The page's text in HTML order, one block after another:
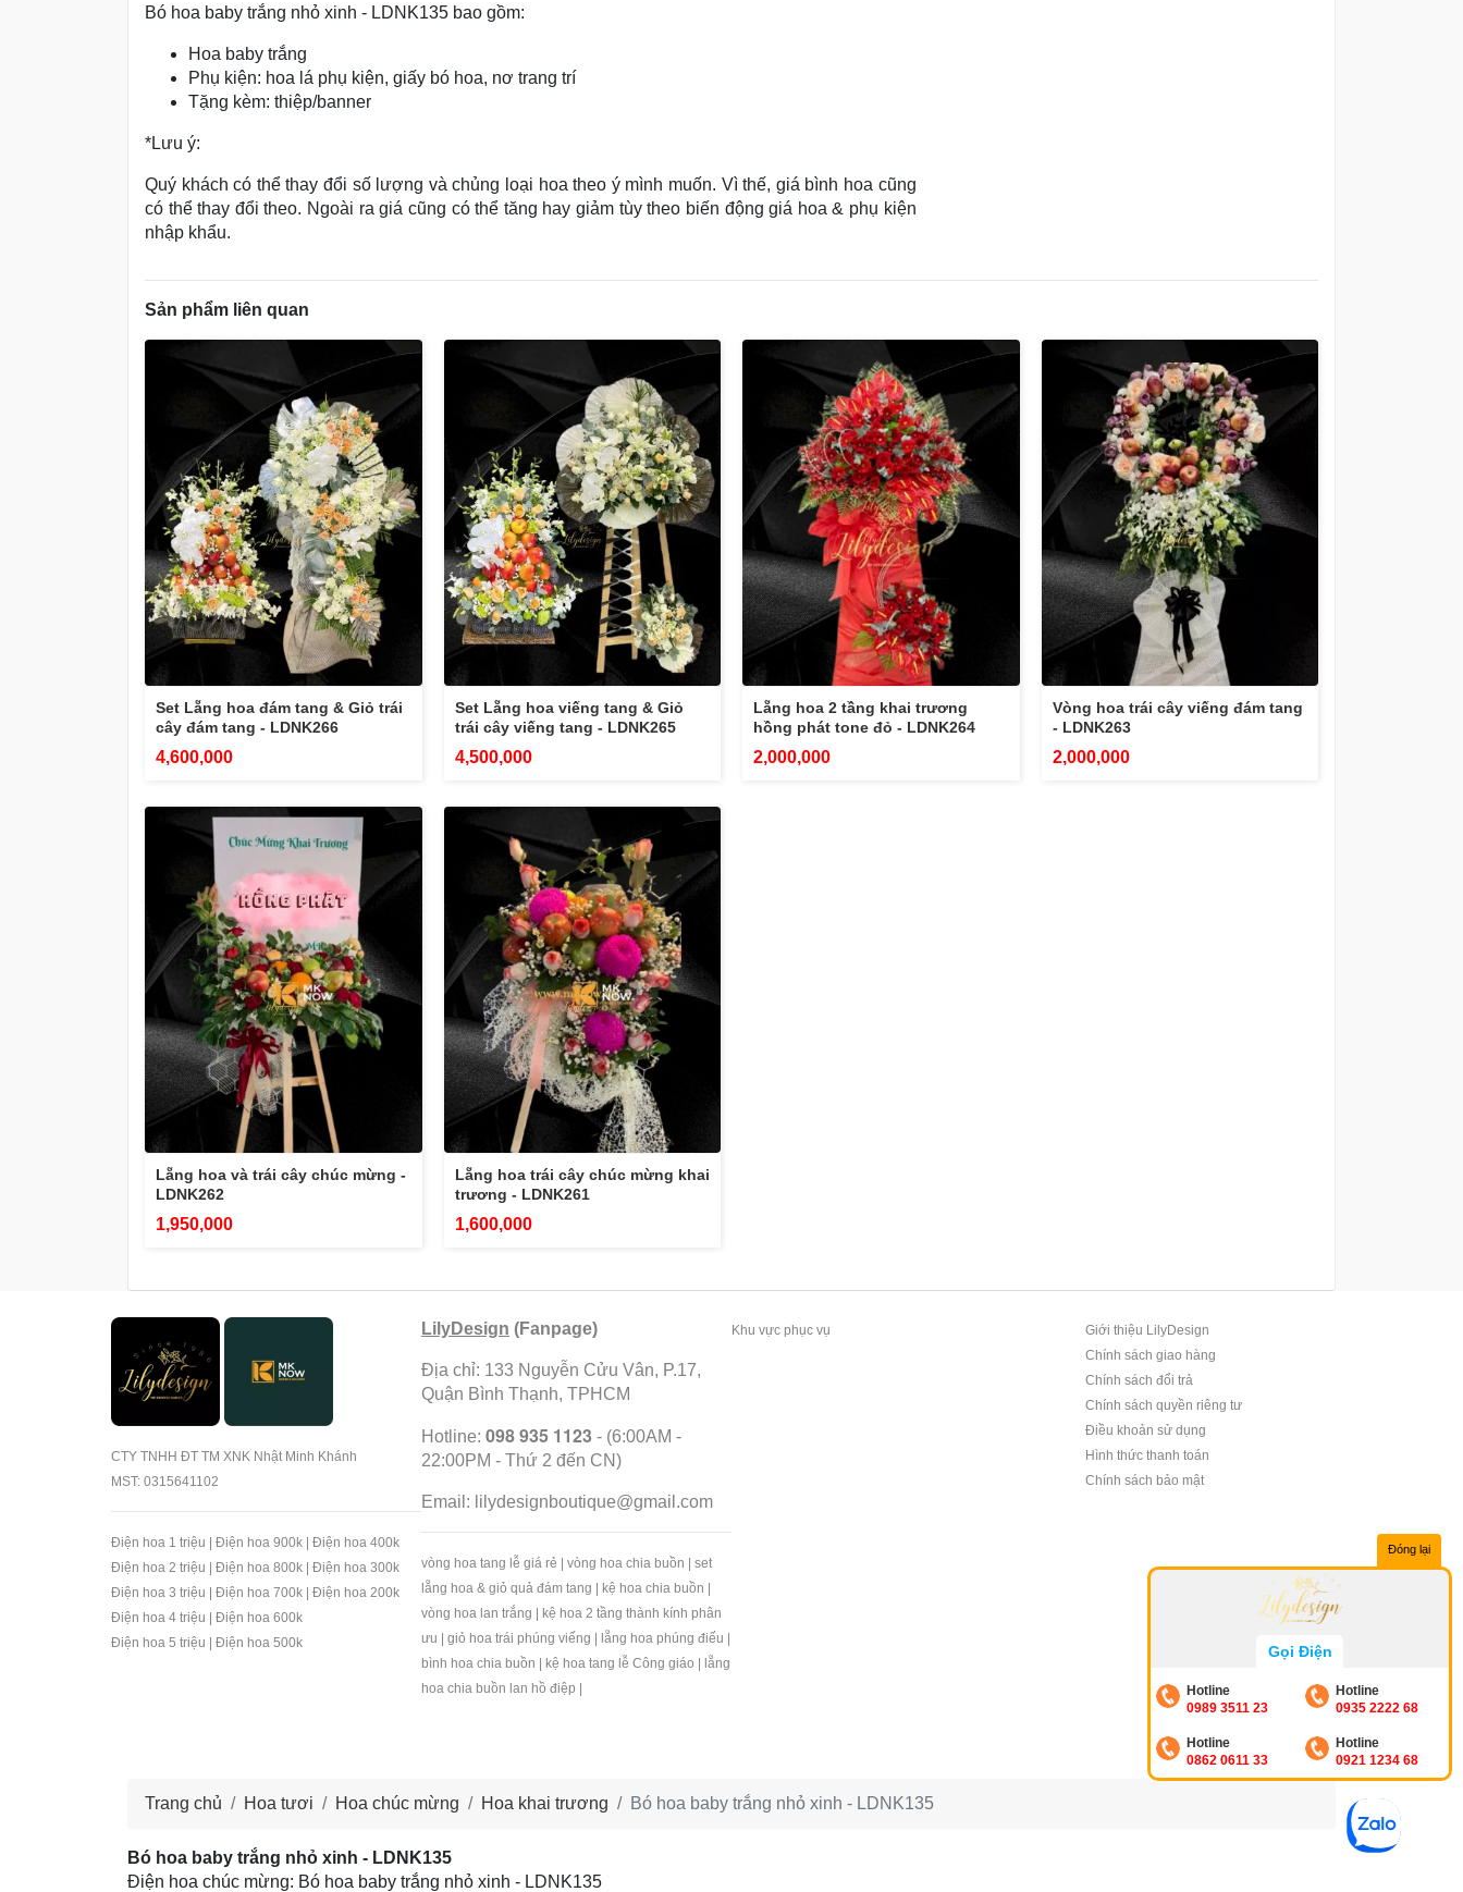
Bó hoa baby trắng nhỏ xinh - LDNK135 bao gồm:
Hoa baby trắng
Phụ kiện: hoa lá phụ kiện, giấy bó hoa, nơ trang trí
Tặng kèm: thiệp/banner
*Lưu ý:
Quý khách có thể thay đổi số lượng và chủng loại hoa theo ý mình muốn. Vì thế, giá bình hoa cũng
có thể thay đổi theo. Ngoài ra giá cũng có thể tăng hay giảm tùy theo biến động giá hoa & phụ kiện
nhập khẩu.
Sản phẩm liên quan
Set Lẵng hoa đám tang & Giỏ trái
cây đám tang - LDNK266
4,600,000
Set Lẵng hoa viếng tang & Giỏ
trái cây viếng tang - LDNK265
4,500,000
Lẵng hoa 2 tầng khai trương
hồng phát tone đỏ - LDNK264
2,000,000
Vòng hoa trái cây viếng đám tang
- LDNK263
2,000,000
Lẵng hoa và trái cây chúc mừng -
LDNK262
1,950,000
Lẵng hoa trái cây chúc mừng khai
trương - LDNK261
1,600,000
CTY TNHH ĐT TM XNK Nhật Minh Khánh
MST: 0315641102
Điện hoa 1 triệu Điện hoa 900k
Điện hoa 400k
Điện hoa 2 triệu
Điện hoa 800k
Điện hoa 300k
Điện hoa 3 triệu
Điện hoa 700k
Điện hoa 200k
Điện hoa 4 triệu
Điện hoa 600k
Điện hoa 5 triệu
Điện hoa 500k
LilyDesign (Fanpage)
Địa chỉ: 133 Nguyễn Cửu Vân, P.17,
Quận Bình Thạnh, TPHCM
Hotline: 098 935 1123 - (6:00AM -
22:00PM - Thứ 2 đến CN)
Email: lilydesignboutique@gmail.com
vòng hoa tang lễ giá rẻ vòng hoa chia buồn
set
lẵng hoa & giỏ quả đám tang
kệ hoa chia buồn
vòng hoa lan trắng
kệ hoa 2 tầng thành kính phân
ưu
giỏ hoa trái phúng viếng lẵng hoa phúng điếu
bình hoa chia buồn
kệ hoa tang lễ Công giáo
lẵng
hoa chia buồn lan hồ điệp
Khu vực phục vụ
Giới thiệu LilyDesign
Chính sách giao hàng
Chính sách đổi trả
Chính sách quyền riêng tư
Điều khoản sử dụng
Hình thức thanh toán
Chính sách bảo mật
Trang chủ Hoa tươi Hoa chúc mừng Hoa khai trương Bó hoa baby trắng nhỏ xinh - LDNK135
Bó hoa baby trắng nhỏ xinh - LDNK135
Điện hoa chúc mừng: Bó hoa baby trắng nhỏ xinh - LDNK135
Đóng lại
Gọi Điện
Hotline
0989 3511 23
Hotline
0935 2222 68
Hotline
0862 0611 33
Hotline
0921 1234 68